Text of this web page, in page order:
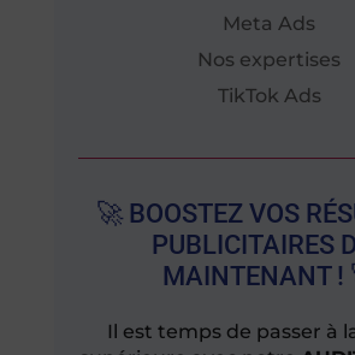
Meta Ads
Nos expertises
TikTok Ads
🚀 BOOSTEZ VOS
PUBLICITAIRES
MAINTENANT !
Il est temps de passer à